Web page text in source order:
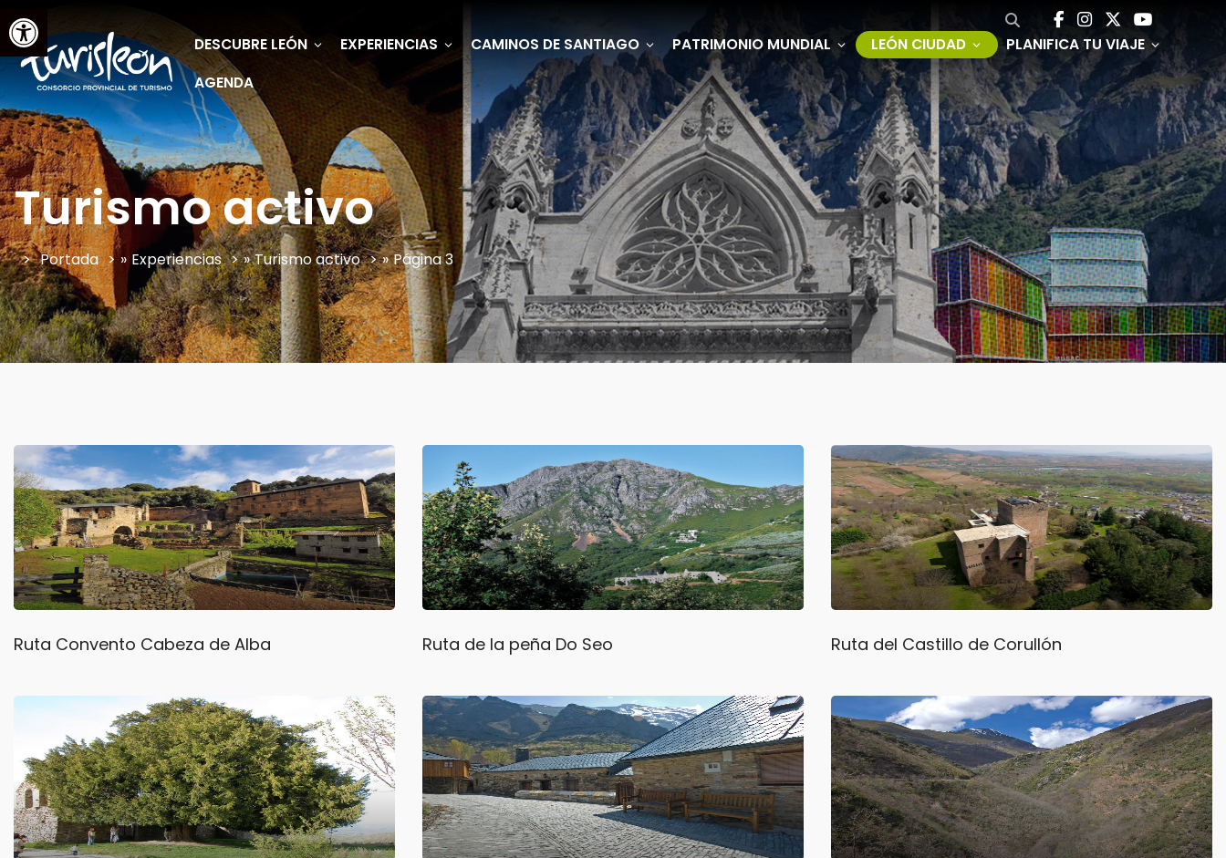
DESCUBRE LEÓN EXPERIENCIAS CAMINOS DE SANTIAGO PATRIMONIO MUNDIAL LEÓN CIUDAD
PLANIFICA TU VIAJE
AGENDA
Turismo activo
Portada » Experiencias » Turismo activo » Página 3
Ruta Convento Cabeza de Alba Ruta de la peña Do Seo Ruta del Castillo de Corullón
Abrir barra de herramientas